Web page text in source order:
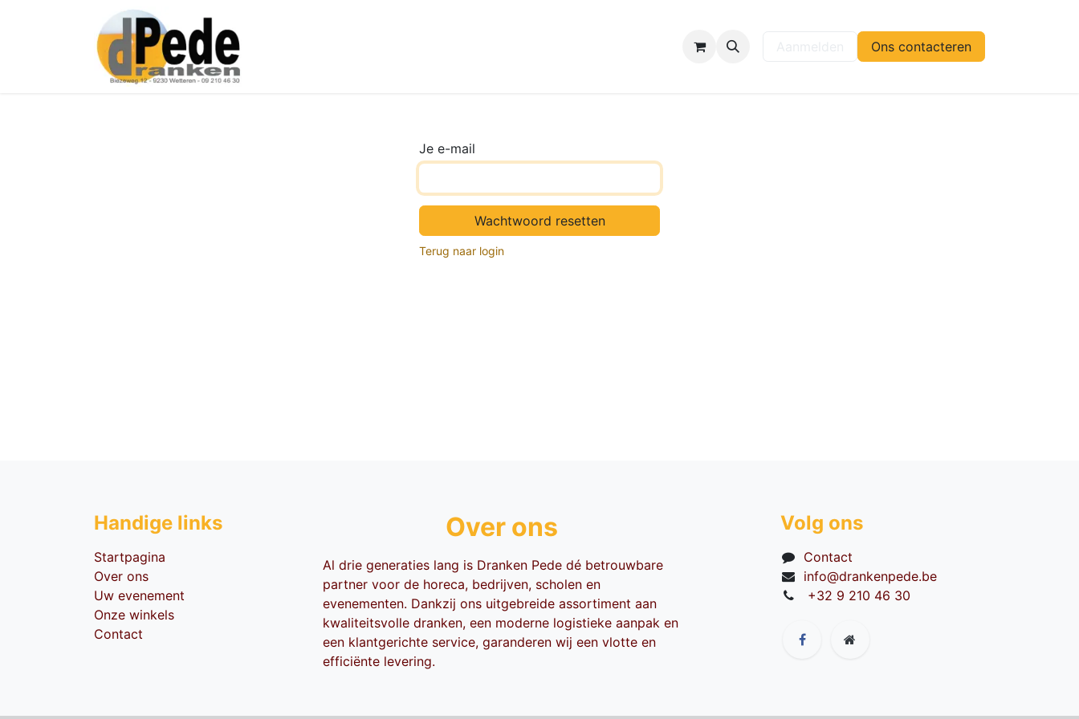
Help Ons contacteren
Je e-mail
Wachtwoord resetten
Terug naar login
Handige li​nks
Startpagina
Over ons
Uw evenement
Onze winkels
Contact
Over ons
Al drie generaties lang is Dranken Pede dé betrouwbare
partner voor de horeca, bedrijven, scholen en
evenementen. Dankzij ons uitgebreide assortiment aan
kwaliteitsvolle dranken, een moderne logistieke aanpak en
een klantgerichte service, garanderen wij een vlotte en
efficiënte levering.
Volg ons
Contact
info@drankenpede.be
+32 9 210 46 30